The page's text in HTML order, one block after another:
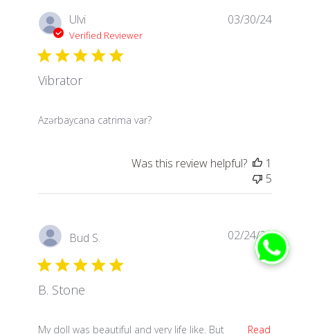
Ulvi
Verified Reviewer
Vibrator
Azərbaycana catrima var?
read more about review content
03/30/24
Was this review helpful?
1
5
Bud S.
B. Stone
My doll was beautiful and very life like. But Read
read more about review content My doll was
02/24/24